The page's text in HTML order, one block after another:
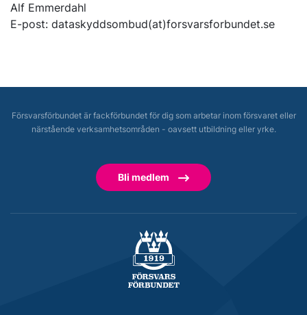
Alf Emmerdahl
E-post: dataskyddsombud(at)forsvarsforbundet.se
Försvarsförbundet är fackförbundet för dig som arbetar inom försvaret eller
närstående verksamhetsområden - oavsett utbildning eller yrke.
Bli medlem
Försvarsförbundet